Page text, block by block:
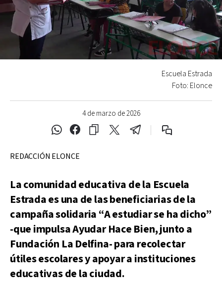
4 de marzo de 2026
Escuela Estrada
Foto: Elonce
REDACCIÓN ELONCE
La comunidad educativa de la Escuela
Estrada es una de las beneficiarias de la
campaña solidaria “A estudiar se ha dicho”
-que impulsa Ayudar Hace Bien, junto a
Fundación La Delfina- para recolectar
útiles escolares y apoyar a instituciones
educativas de la ciudad.